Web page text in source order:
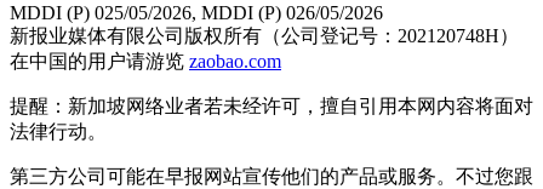
MDDI (P) 025/05/2026, MDDI (P) 026/05/2026
新报业媒体有限公司版权所有（公司登记号：202120748H）
在中国的用户请游览 zaobao.com
提醒：新加坡网络业者若未经许可，擅自引用本网内容将面对
法律行动。
第三方公司可能在早报网站宣传他们的产品或服务。不过您跟